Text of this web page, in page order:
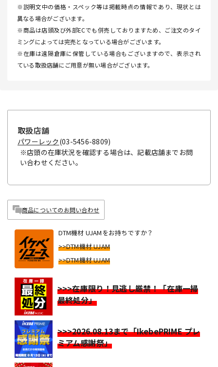
※説明文中の価格・スペック等は掲載時点の情報であり、現状とは
異なる場合がございます。
※商品は店頭及び外部ECでも併売しておりますため、ご注文のタイ
ミングによっては完売となっている場合がございます。
※在庫は遠隔倉庫に保管している場合もございますので、表示され
ている取扱店舗にご用意が無い場合がございます。
取扱店舗
パワーレック (03-5456-8809)
※店頭の在庫状況を確認する場合は、記載店舗までお問
い合わせください。
商品についてのお問い合わせ
DTM機材 UJAMをお持ちですか？
>>DTM機材 UJAM
>>DTM機材 UJAM
>>>在庫限り！見逃し厳禁！「在庫一掃
最終処分」
>>>2026.08.13まで「IkebePRIME プレ
ミアム感謝祭」